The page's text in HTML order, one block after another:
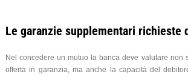
Le garanzie supplementari richieste
Nel concedere un mutuo la banca deve valutare non
offerta in garanzia, ma anche la capacità del